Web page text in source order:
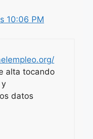
10:06 PM
alta tocando
y
datos